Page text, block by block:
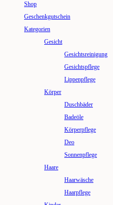
Shop
Geschenkgutschein
Kategorien
Gesicht
Gesichtsreinigung
Gesichtspflege
Lippenpflege
Körper
Duschbäder
Badeöle
Körperpflege
Deo
Sonnenpflege
Haare
Haarwäsche
Haarpflege